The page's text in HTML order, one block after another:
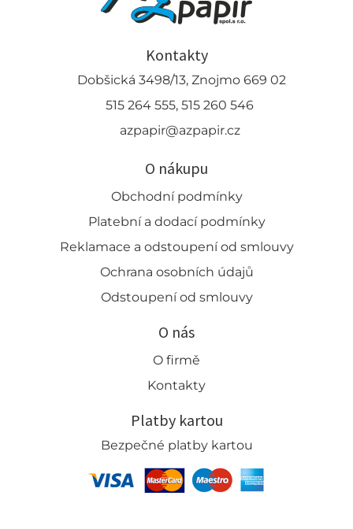
Kontakty
Dobšická 3498/13, Znojmo 669 02
515 264 555, 515 260 546
azpapir@azpapir.cz
O nákupu
Obchodní podmínky
Platební a dodací podmínky
Reklamace a odstoupení od smlouvy
Ochrana osobních údajů
Odstoupení od smlouvy
O nás
O firmě
Kontakty
Platby kartou
Bezpečné platby kartou